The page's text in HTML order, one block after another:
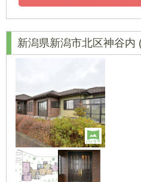
新潟県新潟市北区神谷内
パノラマ